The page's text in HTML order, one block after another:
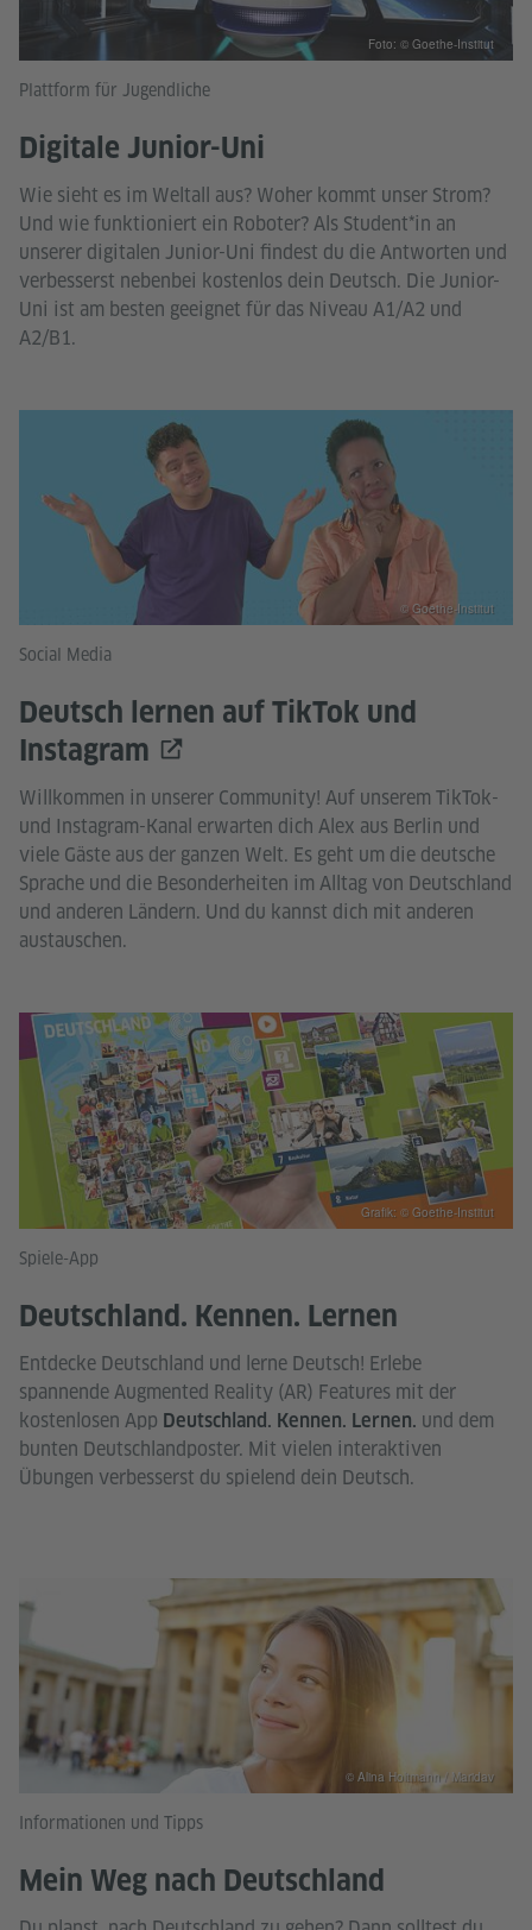
Plattform für Jugendliche
Digitale Junior-Uni
Wie sieht es im Weltall aus? Woher kommt unser Strom?
Und wie funktioniert ein Roboter? Als Student*in an
unserer digitalen Junior-Uni findest du die Antworten und
verbesserst nebenbei kostenlos dein Deutsch. Die Junior-
Uni ist am besten geeignet für das Niveau A1/A2 und
A2/B1.
Foto: © Goethe-Institut
Social Media
Deutsch lernen auf TikTok und
Instagram
Willkommen in unserer Community! Auf unserem TikTok-
und Instagram-Kanal erwarten dich Alex aus Berlin und
viele Gäste aus der ganzen Welt. Es geht um die deutsche
Sprache und die Besonderheiten im Alltag von Deutschland
und anderen Ländern. Und du kannst dich mit anderen
austauschen.
© Goethe-Institut
Spiele-App
Deutschland. Kennen. Lernen
Entdecke Deutschland und lerne Deutsch! Erlebe
spannende Augmented Reality (AR) Features mit der
kostenlosen App Deutschland. Kennen. Lernen. und dem
bunten Deutschlandposter. Mit vielen interaktiven
Übungen verbesserst du spielend dein Deutsch.
Grafik: © Goethe-Institut
Informationen und Tipps
Mein Weg nach Deutschland
© Alina Holtmann / Maridav